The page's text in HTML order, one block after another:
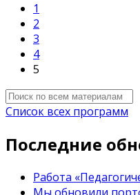
1
2
3
4
5
Список всех программ
Последние
Работа